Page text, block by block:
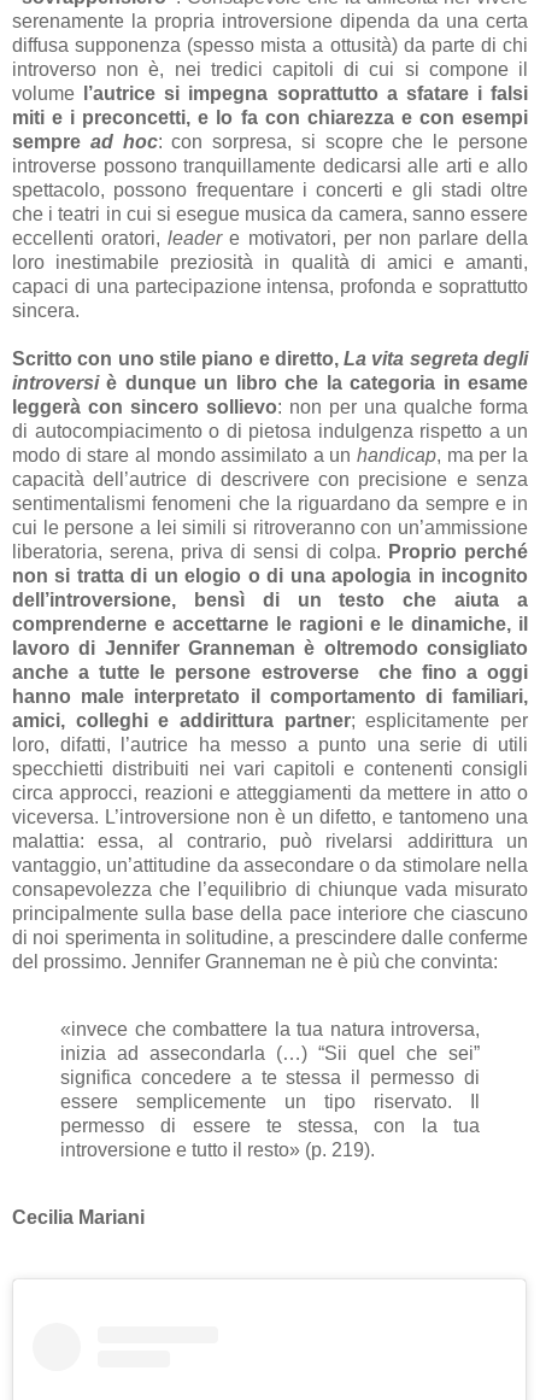
serenamente la propria introversione dipenda da una certa
diffusa supponenza (spesso mista a ottusità) da parte di chi
introverso non è, nei tredici capitoli di cui si compone il
volume
l’autrice si impegna soprattutto a sfatare i falsi
miti e i preconcetti, e lo fa con chiarezza e con esempi
sempre ad hoc: con sorpresa, si scopre che le persone
introverse possono tranquillamente dedicarsi alle arti e allo
spettacolo, possono frequentare i concerti e gli stadi oltre
che i teatri in cui si esegue musica da camera, sanno essere
eccellenti oratori,leadere motivatori, per non parlare della
loro inestimabile preziosità in qualità di amici e amanti,
capaci di una partecipazione intensa, profonda e soprattutto
sincera.
Scritto con uno stile piano e diretto,La vita segreta degli
introversiè dunque un libro che la categoria in esame
leggerà con sincero sollievo: non per una qualche forma
di autocompiacimento o di pietosa indulgenza rispetto a un
modo di stare al mondo assimilato a unhandicap, ma per la
capacità dell’autrice di descrivere con precisione e senza
sentimentalismi fenomeni che la riguardano da sempre e in
cui le persone a lei simili si ritroveranno con un’ammissione
liberatoria, serena, priva di sensi di colpa. Proprio perché
non si tratta di un elogio o di una apologia in incognito
dell’introversione, bensì di un testo che aiuta a
comprenderne e accettarne le ragioni e le dinamiche, il
lavoro di Jennifer Granneman è oltremodo consigliato
anche a tutte le persone estroverse che fino a oggi
hanno male interpretato il comportamento di familiari,
amici, colleghi e addirittura partner; esplicitamente per
loro, difatti, l’autrice ha messo a punto una serie di utili
specchietti distribuiti nei vari capitoli e contenenti consigli
circa approcci, reazioni e atteggiamenti da mettere in atto o
viceversa. L’introversione non è un difetto, e tantomeno una
malattia: essa, al contrario, può rivelarsi addirittura un
vantaggio, un’attitudine da assecondare o da stimolare nella
consapevolezza che l’equilibrio di chiunque vada misurato
principalmente sulla base della pace interiore che ciascuno
di noi sperimenta in solitudine, a prescindere dalle conferme
del prossimo. Jennifer Granneman ne è più che convinta:
«invece che combattere la tua natura introversa,
inizia ad assecondarla (…) “Sii quel che sei”
significa concedere a te stessa il permesso di
essere semplicemente un tipo riservato. Il
permesso di essere te stessa, con la tua
introversione e tutto il resto» (p. 219).
Cecilia Mariani